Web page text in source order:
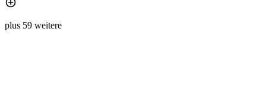
plus 59 weitere